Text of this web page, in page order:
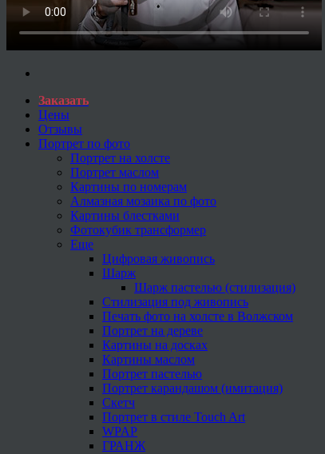
Заказать
Цены
Отзывы
Портрет по фото
Портрет на холсте
Портрет маслом
Картины по номерам
Алмазная мозаика по фото
Картины блестками
Фотокубик трансформер
Еще
Цифровая живопись
Шарж
Шарж пастелью (стилизация)
Стилизация под живопись
Печать фото на холсте в Волжском
Портрет на дереве
Картины на досках
Картины маслом
Портрет пастелью
Портрет карандашом (имитация)
Скетч
Портрет в стиле Touch Art
WPAP
ГРАНЖ